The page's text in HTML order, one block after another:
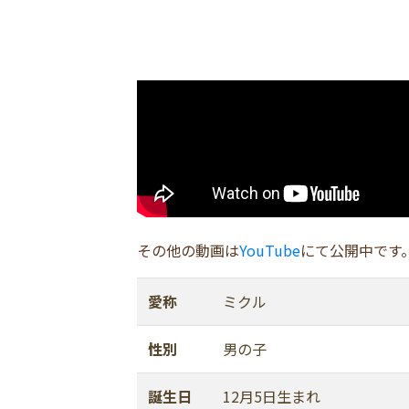
その他の動画はYouTubeにて公開中です
愛称 ミクル
性別 男の子
誕生日 12月5日生まれ